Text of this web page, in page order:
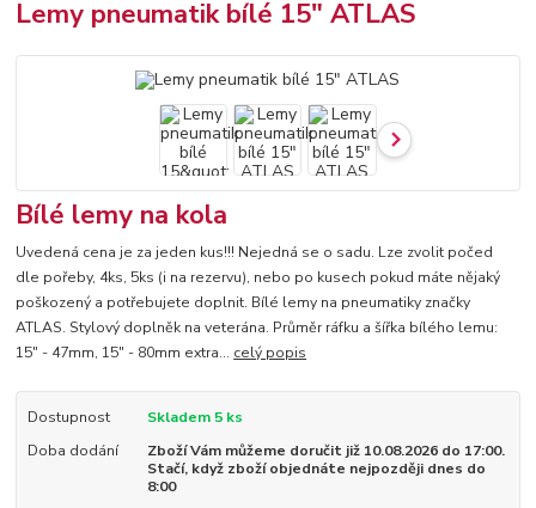
Lemy pneumatik bílé 15" ATLAS
Bílé lemy na kola
Uvedená cena je za jeden kus!!! Nejedná se o sadu. Lze zvolit počed
dle pořeby, 4ks, 5ks (i na rezervu), nebo po kusech pokud máte nějaký
poškozený a potřebujete doplnit. Bílé lemy na pneumatiky značky
ATLAS. Stylový doplněk na veterána. Průměr ráfku a šířka bílého lemu:
15" - 47mm, 15" - 80mm extra... celý popis
Dostupnost
Skladem 5 ks
Doba dodání
Zboží Vám můžeme doručit již 10.08.2026 do 17:00.
Stačí, když zboží objednáte nejpozději dnes do
8:00